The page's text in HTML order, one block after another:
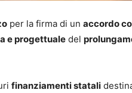
per la firma di un accordo
e progettuale del
finanziamenti statali